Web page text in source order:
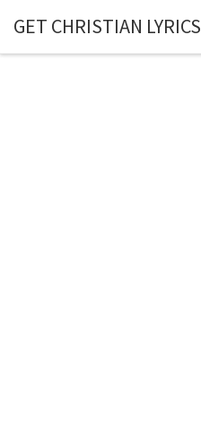
Skip to content
GET CHRISTIAN LYRICS